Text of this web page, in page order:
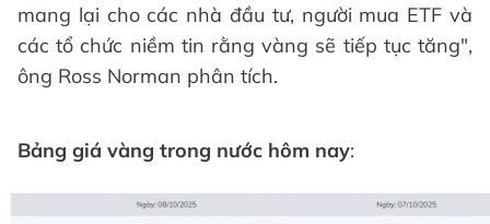
mang lại cho các nhà đầu tư, người mua ETF và
các tổ chức niềm tin rằng vàng sẽ tiếp tục tăng",
ông Ross Norman phân tích.
Bảng giá vàng trong nước hôm nay: